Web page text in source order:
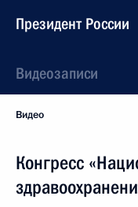
Президент России
Видеозаписи
Видео
Конгресс